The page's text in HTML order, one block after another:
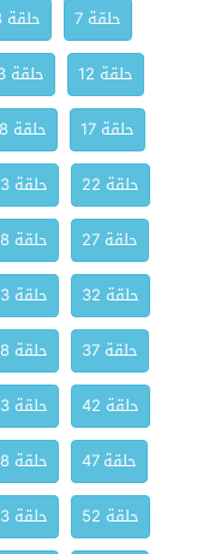
حلقة 7
حلقة 8
حلقة 12
حلقة 13
حلقة 17
حلقة 18
حلقة 22
حلقة 23
حلقة 27
حلقة 28
حلقة 32
حلقة 33
حلقة 37
حلقة 38
حلقة 42
حلقة 43
حلقة 47
حلقة 48
حلقة 52
حلقة 53